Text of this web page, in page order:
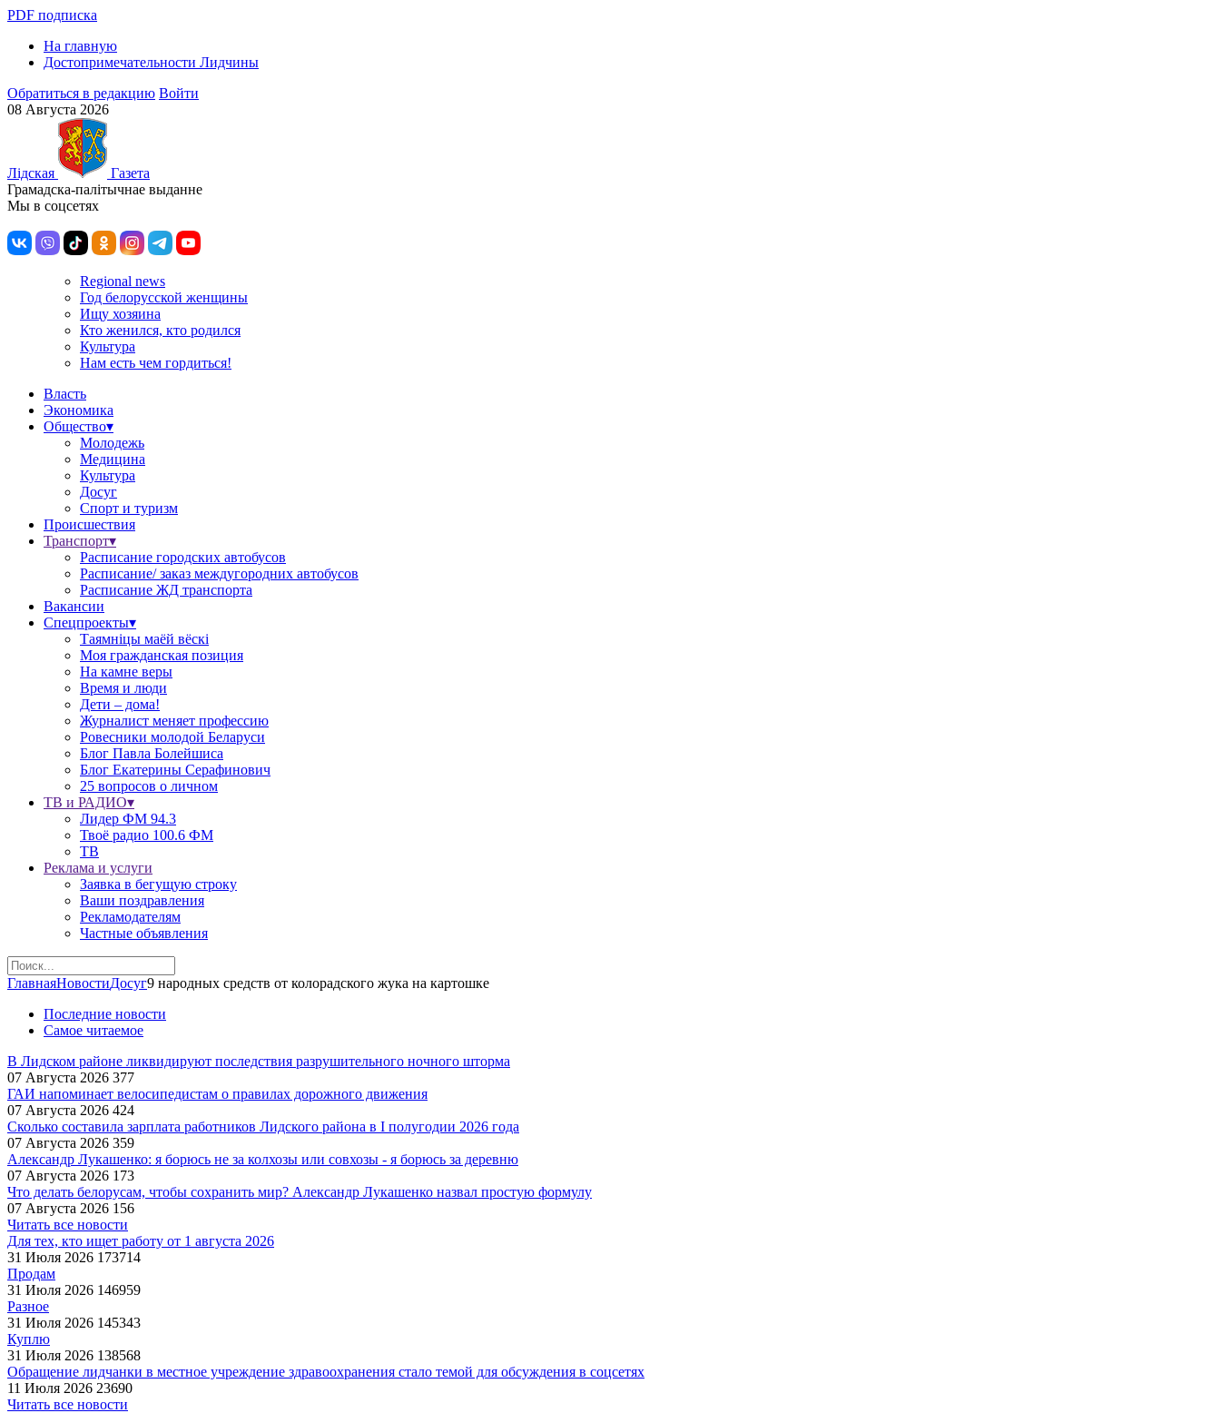
PDF подписка
На главную
Достопримечательности Лидчины
Обратиться в редакцию Войти
08 Августа 2026
Лiдская
Газета
Грамадска-палiтычнае выданне
Мы в соцсетях
Regional news
Год белорусской женщины
Ищу хозяина
Кто женился, кто родился
Культура
Нам есть чем гордиться!
Власть
Экономика
Общество▾
Молодежь
Медицина
Культура
Досуг
Спорт и туризм
Происшествия
Транспорт▾
Расписание городских автобусов
Расписание/ заказ междугородних автобусов
Расписание ЖД транспорта
Вакансии
Спецпроекты▾
Таямніцы маёй вёскі
Моя гражданская позиция
На камне веры
Время и люди
Дети – дома!
Журналист меняет профессию
Ровесники молодой Беларуси
Блог Павла Болейшиса
Блог Екатерины Серафинович
25 вопросов о личном
ТВ и РАДИО▾
Лидер ФМ 94.3
Твоё радио 100.6 ФМ
ТВ
Реклама и услуги
Заявка в бегущую строку
Ваши поздравления
Рекламодателям
Частные объявления
ГлавнаяНовостиДосуг9 народных средств от колорадского жука на картошке
Последние новости
Самое читаемое
В Лидском районе ликвидируют последствия разрушительного ночного шторма
07 Августа 2026 377
ГАИ напоминает велосипедистам о правилах дорожного движения
07 Августа 2026 424
Сколько составила зарплата работников Лидского района в I полугодии 2026 года
07 Августа 2026 359
Александр Лукашенко: я борюсь не за колхозы или совхозы - я борюсь за деревню
07 Августа 2026 173
Что делать белорусам, чтобы сохранить мир? Александр Лукашенко назвал простую формулу
07 Августа 2026 156
Читать все новости
Для тех, кто ищет работу от 1 августа 2026
31 Июля 2026 173714
Продам
31 Июля 2026 146959
Разное
31 Июля 2026 145343
Куплю
31 Июля 2026 138568
Обращение лидчанки в местное учреждение здравоохранения стало темой для обсуждения в соцсетях
11 Июля 2026 23690
Читать все новости